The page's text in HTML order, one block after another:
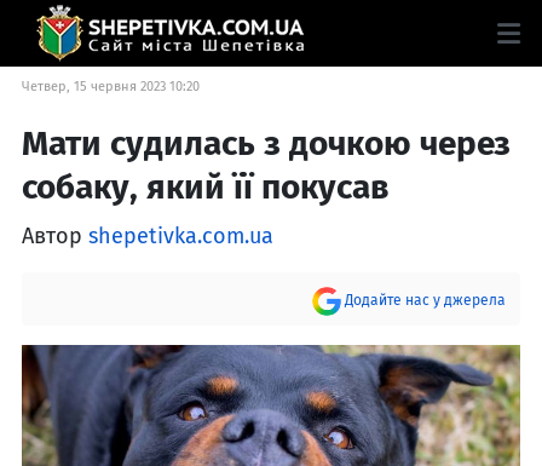
Четвер, 15 червня 2023 10:20
Мати судилась з дочкою через
собаку, який її покусав
Автор shepetivka.com.ua
Додайте нас у джерела